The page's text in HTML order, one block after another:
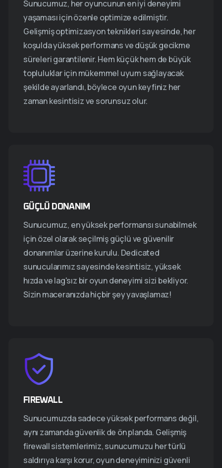
KADERINI GÖR!
Dragonlar gökyüzünde süzülecek, alevler her yeri
saracak. Bu destanı yazmaya hazır mısın?
KALAN SON ŞANS!
Dragon ordulara saldırırken, hayatta kalmak için son bir
fırsatın var. Alevlere karşı savaş, yalnızca cesurların
kaderi olacak!
HAZIR, PEKI SEN?
Destanını yazmak için savaş zamanı. Komutanın
önderliğinde zafer için hazırlanın, savaş başlamak
üzere!
SAVAŞIN
ORTASINDA!
Dragonlara karşı tanrıların kudretiyle savaşırken,
yıldırımlar düşüyor ve kaderini şekillendiriyorsun. Bu
savaş, efsaneye adını yazdıracak!
Sunucumuz, her oyuncunun en iyi deneyimi
yaşaması için özenle optimize edilmiştir.
Gelişmiş optimizasyon teknikleri sayesinde, her
koşulda yüksek performans ve düşük gecikme
süreleri garantilenir. Hem küçük hem de büyük
topluluklar için mükemmel uyum sağlayacak
şekilde ayarlandı, böylece oyun keyfiniz her
zaman kesintisiz ve sorunsuz olur.
GÜÇLÜ DONANIM
Sunucumuz, en yüksek performansı sunabilmek
için özel olarak seçilmiş güçlü ve güvenilir
donanımlar üzerine kurulu. Dedicated
sunucularımız sayesinde kesintisiz, yüksek
hızda ve lag'sız bir oyun deneyimi sizi bekliyor.
Sizin maceranızda hiçbir şey yavaşlamaz!
FIREWALL
Sunucumuzda sadece yüksek performans değil,
aynı zamanda güvenlik de ön planda. Gelişmiş
firewall sistemlerimiz, sunucumuzu her türlü
saldırıya karşı korur, oyun deneyiminizi güvenli